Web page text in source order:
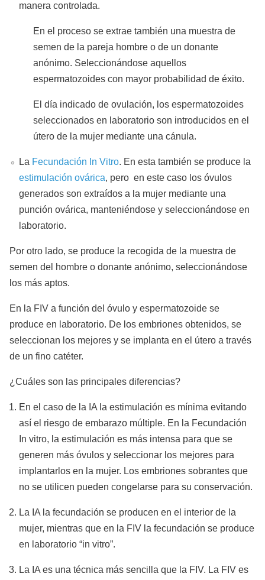
manera controlada.
En el proceso se extrae también una muestra de
semen de la pareja hombre o de un donante
anónimo. Seleccionándose aquellos
espermatozoides con mayor probabilidad de éxito.
El día indicado de ovulación, los espermatozoides
seleccionados en laboratorio son introducidos en el
útero de la mujer mediante una cánula.
La Fecundación In Vitro. En esta también se produce la
estimulación ovárica, pero en este caso los óvulos
generados son extraídos a la mujer mediante una
punción ovárica, manteniéndose y seleccionándose en
laboratorio.
Por otro lado, se produce la recogida de la muestra de
semen del hombre o donante anónimo, seleccionándose
los más aptos.
En la FIV a función del óvulo y espermatozoide se
produce en laboratorio. De los embriones obtenidos, se
seleccionan los mejores y se implanta en el útero a través
de un fino catéter.
¿Cuáles son las principales diferencias?
En el caso de la IA la estimulación es mínima evitando
así el riesgo de embarazo múltiple. En la Fecundación
In vitro, la estimulación es más intensa para que se
generen más óvulos y seleccionar los mejores para
implantarlos en la mujer. Los embriones sobrantes que
no se utilicen pueden congelarse para su conservación.
La IA la fecundación se producen en el interior de la
mujer, mientras que en la FIV la fecundación se produce
en laboratorio “in vitro”.
La IA es una técnica más sencilla que la FIV. La FIV es